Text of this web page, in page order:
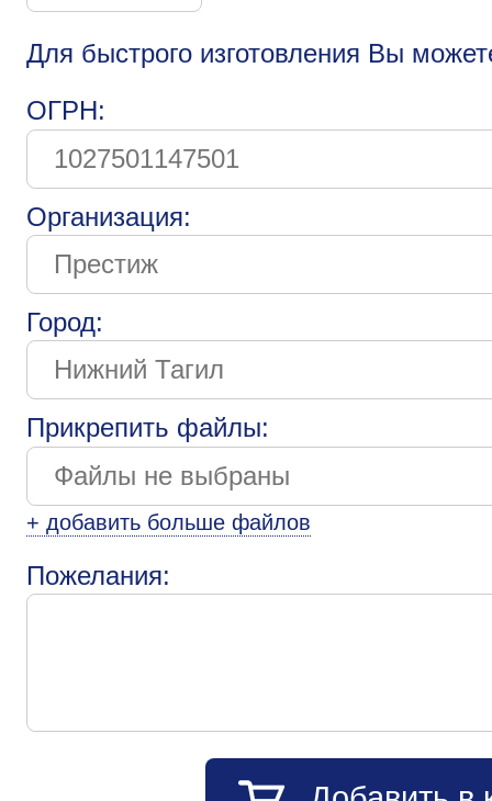
Для быстрого изготовления Вы
ОГРН:
Организация:
Город:
Прикрепить файлы:
+ добавить больше файлов
Пожелания: